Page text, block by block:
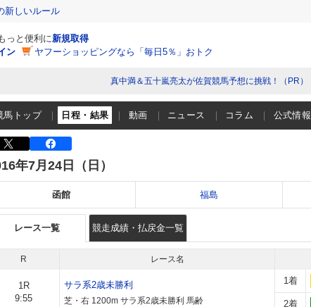
新しいルール
っと便利に新規取得
ン
ヤフーショッピングなら「毎日5％」おトク
真中満＆五十嵐亮太が佐賀競馬予想に挑戦！（PR）
馬トップ 日程・結果 動画 ニュース コラム 公式情報
年7月24日（日）
函館 福島
レース一覧 競走成績・払戻金一覧
R レース名
1R
9:55
サラ系2歳未勝利
芝・右 1200m サラ系2歳未勝利 馬齢
1着
2着